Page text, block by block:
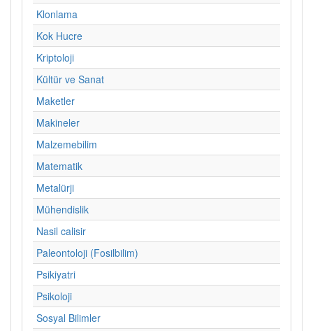
Klonlama
Kok Hucre
Kriptoloji
Kültür ve Sanat
Maketler
Makineler
Malzemebilim
Matematik
Metalürji
Mühendislik
Nasil calisir
Paleontoloji (Fosilbilim)
Psikiyatri
Psikoloji
Sosyal Bilimler